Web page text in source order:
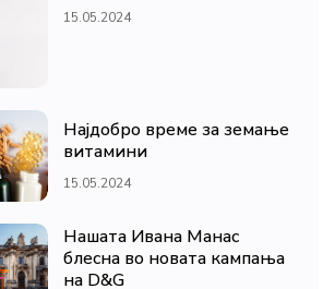
15.05.2024
Најдобро време за земање
витамини
15.05.2024
Нашата Ивана Манас
блесна во новата кампања
на D&G